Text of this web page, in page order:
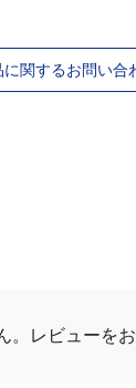
に関するお問い合